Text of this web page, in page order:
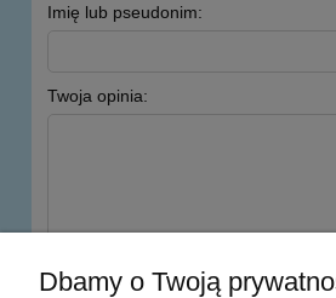
Imię lub pseudonim:
Twoja opinia:
Dbamy o Twoją